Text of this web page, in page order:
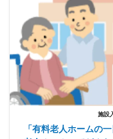
施設
「有料老人ホームの